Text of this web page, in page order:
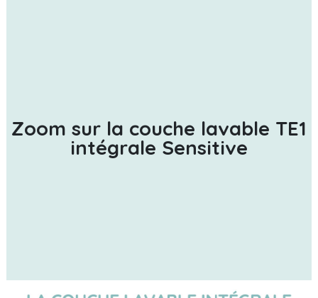
Zoom sur la couche lavable TE1
intégrale Sensitive